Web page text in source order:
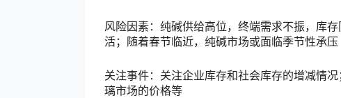
风险因素：纯碱供给高位，终端需求不振，库
活；随着春节临近，纯碱市场或面临季节性承压
关注事件：关注企业库存和社会库存的增减情
璃市场的价格等